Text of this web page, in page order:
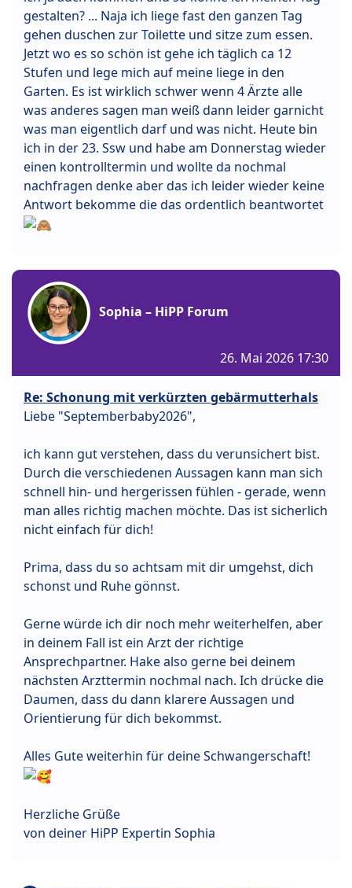
gestalten? ... Naja ich liege fast den ganzen Tag
gehen duschen zur Toilette und sitze zum essen.
Jetzt wo es so schön ist gehe ich täglich ca 12
Stufen und lege mich auf meine liege in den
Garten. Es ist wirklich schwer wenn 4 Ärzte alle
was anderes sagen man weiß dann leider garnicht
was man eigentlich darf und was nicht. Heute bin
ich in der 23. Ssw und habe am Donnerstag wieder
einen kontrolltermin und wollte da nochmal
nachfragen denke aber das ich leider wieder keine
Antwort bekomme die das ordentlich beantwortet
Sophia – HiPP Forum
26. Mai 2026 17:30
Re: Schonung mit verkürzten gebärmutterhals
Liebe "Septemberbaby2026",
ich kann gut verstehen, dass du verunsichert bist.
Durch die verschiedenen Aussagen kann man sich
schnell hin- und hergerissen fühlen - gerade, wenn
man alles richtig machen möchte. Das ist sicherlich
nicht einfach für dich!
Prima, dass du so achtsam mit dir umgehst, dich
schonst und Ruhe gönnst.
Gerne würde ich dir noch mehr weiterhelfen, aber
in deinem Fall ist ein Arzt der richtige
Ansprechpartner. Hake also gerne bei deinem
nächsten Arzttermin nochmal nach. Ich drücke die
Daumen, dass du dann klarere Aussagen und
Orientierung für dich bekommst.
Alles Gute weiterhin für deine Schwangerschaft!
Herzliche Grüße
von deiner HiPP Expertin Sophia